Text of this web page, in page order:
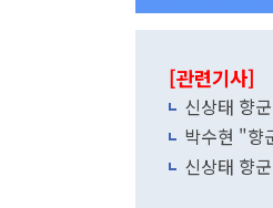
[관련기사]
신상태 향
박수현 "향
신상태 향